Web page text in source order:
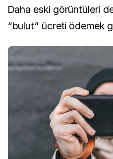
Daha eski görüntüleri
“bulut” ücreti ödemek